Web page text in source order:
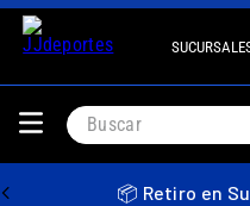
Buscar
📦 Retiro en